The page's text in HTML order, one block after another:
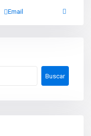
Email
Buscar